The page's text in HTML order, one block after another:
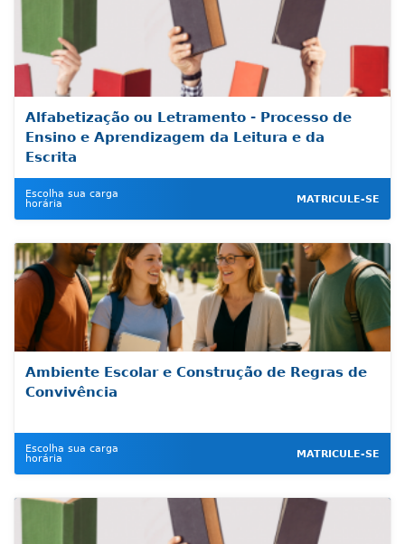
Alfabetização ou Letramento - Processo de
Ensino e Aprendizagem da Leitura e da
Escrita
Escolha sua carga
horária
MATRICULE-SE
Ambiente Escolar e Construção de Regras de
Convivência
Escolha sua carga
horária
MATRICULE-SE